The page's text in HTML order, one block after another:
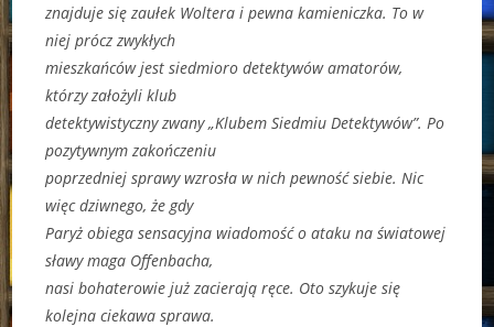
znajduje się zaułek Woltera i pewna kamieniczka. To w
niej prócz zwykłych
mieszkańców jest siedmioro detektywów amatorów,
którzy założyli klub
detektywistyczny zwany „Klubem Siedmiu Detektywów”. Po
pozytywnym zakończeniu
poprzedniej sprawy wzrosła w nich pewność siebie. Nic
więc dziwnego, że gdy
Paryż obiega sensacyjna wiadomość o ataku na światowej
sławy maga Offenbacha,
nasi bohaterowie już zacierają ręce. Oto szykuje się
kolejna ciekawa sprawa.